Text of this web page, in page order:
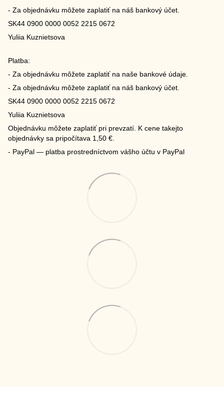
- Za objednávku môžete zaplatiť na náš bankový účet.
SK44 0900 0000 0052 2215 0672
Yuliia Kuznietsova
Platba:
- Za objednávku môžete zaplatiť na naše bankové údaje.
- Za objednávku môžete zaplatiť na náš bankový účet.
SK44 0900 0000 0052 2215 0672
Yuliia Kuznietsova
Objednávku môžete zaplatiť pri prevzatí. K cene takejto
objednávky sa pripočítava 1,50 €.
- PayPal — platba prostredníctvom vášho účtu v PayPal